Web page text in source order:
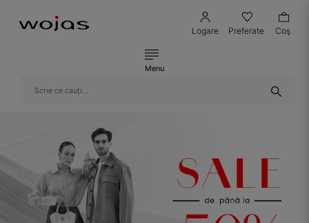
Logare Preferate Coş
Menu